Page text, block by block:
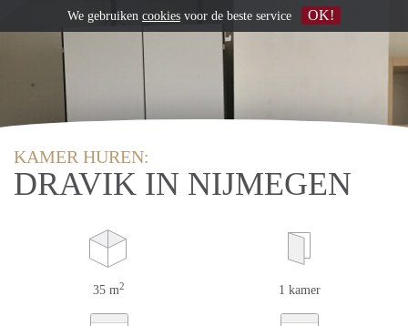
KAMER HUREN:
DRAVIK IN NIJMEGEN
35 m2 1 kamer
We gebruiken cookies voor de beste service OK!